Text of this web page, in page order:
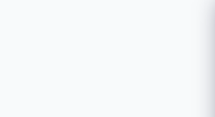
Dětské /